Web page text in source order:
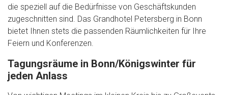
die speziell auf die Bedürfnisse von Geschäftskunden
zugeschnitten sind. Das Grandhotel Petersberg in Bonn
bietet Ihnen stets die passenden Räumlichkeiten für Ihre
Feiern und Konferenzen.
Tagungsräume in Bonn/Königswinter für
jeden Anlass